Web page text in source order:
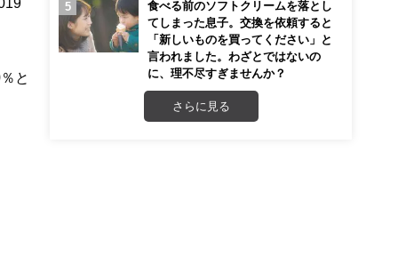
と
食べる前のソフトクリームを落とし
てしまった息子。交換を依頼すると
「新しいものを買ってください」と
言われました。わざとではないの
に、理不尽すぎませんか？
さらに見る